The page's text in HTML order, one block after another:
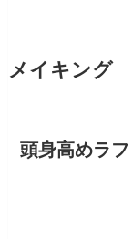
メイキング
頭身高めラフ